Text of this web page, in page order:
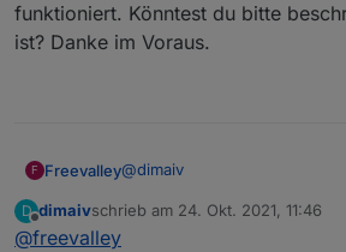
funktioniert. Könntest du bitte
ist? Danke im Voraus.
F Freevalley@dimaiv
Hallo,
D
Offline
dimaivschrieb am 24. Okt. 2021, 11:46
zuletzt editiert von
@freevalley